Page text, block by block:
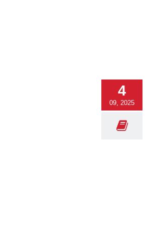
4
09, 2025